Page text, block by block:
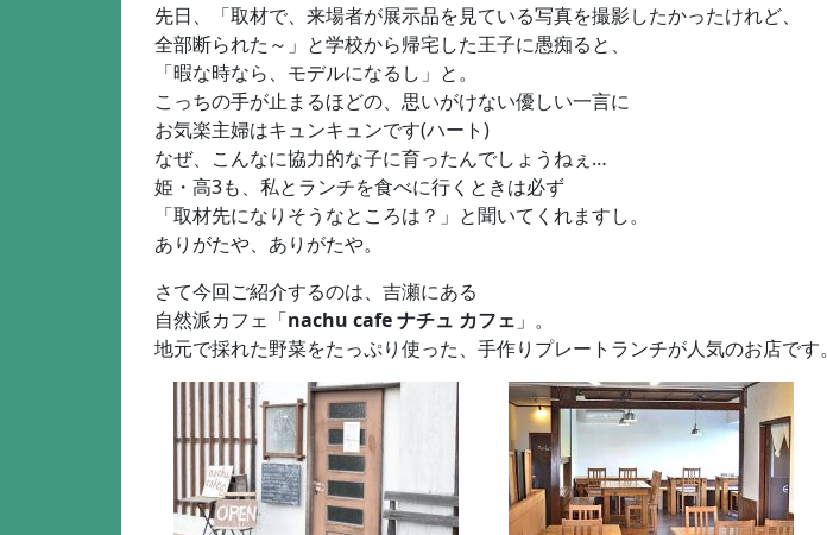
先日、「取材で、来場者が展示品を見ている写真を撮影したかったけれど、
全部断られた～」と学校から帰宅した王子に愚痴ると、
「暇な時なら、モデルになるし」と。
こっちの手が止まるほどの、思いがけない優しい一言に
お気楽主婦はキュンキュンです(ハート)
なぜ、こんなに協力的な子に育ったんでしょうねぇ…
姫・高3も、私とランチを食べに行くときは必ず
「取材先になりそうなところは？」と聞いてくれますし。
ありがたや、ありがたや。
さて今回ご紹介するのは、吉瀬にある
自然派カフェ「nachu cafe ナチュ カフェ 」。
地元で採れた野菜をたっぷり使った、手作りプレートランチが人気のお店です。